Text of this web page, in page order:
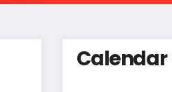
Calendar